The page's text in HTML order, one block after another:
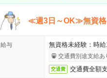
≪週3日～OK≫無資格
給与 無資格未経験：時
交通費別途支給あ
交通費 交通費全額